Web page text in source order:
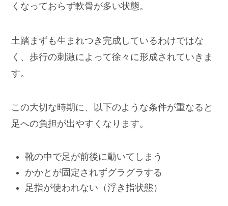
くなっておらず軟骨が多い状態。
土踏まずも生まれつき完成しているわけではな
く、歩行の刺激によって徐々に形成されていきま
す。
この大切な時期に、以下のような条件が重なると
足への負担が出やすくなります。
靴の中で足が前後に動いてしまう
かかとが固定されずグラグラする
足指が使われない（浮き指状態）